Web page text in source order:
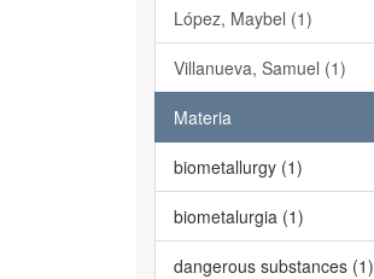
López, Maybel (1)
Villanueva, Samuel (1)
Materia
biometallurgy (1)
biometalurgia (1)
dangerous substances (1)